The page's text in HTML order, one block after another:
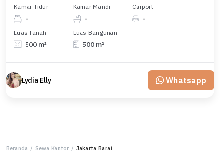
Kamar Tidur
-
Kamar Mandi
-
Carport
-
Luas Tanah
500 m²
Luas Bangunan
500 m²
Lydia Elly Whatsapp
Beranda / Sewa Kantor / Jakarta Barat